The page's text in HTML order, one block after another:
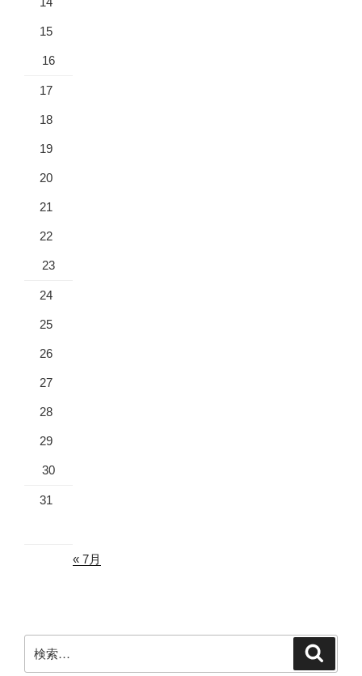
15
16
17
18
19
20
21
22
23
24
25
26
27
28
29
30
31
« 7月